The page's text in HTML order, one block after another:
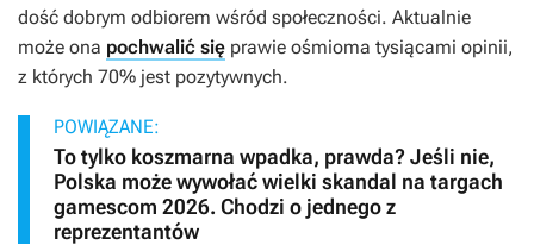
dość dobrym odbiorem wśród społeczności. Aktualnie
może ona pochwalić się prawie ośmioma tysiącami opinii,
z których 70% jest pozytywnych.
POWIĄZANE:
To tylko koszmarna wpadka, prawda? Jeśli nie,
Polska może wywołać wielki skandal na targach
gamescom 2026. Chodzi o jednego z
reprezentantów